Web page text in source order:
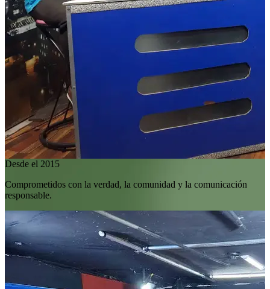
Desde el 2015
Comprometidos con la verdad, la comunidad y la comunicación
responsable.